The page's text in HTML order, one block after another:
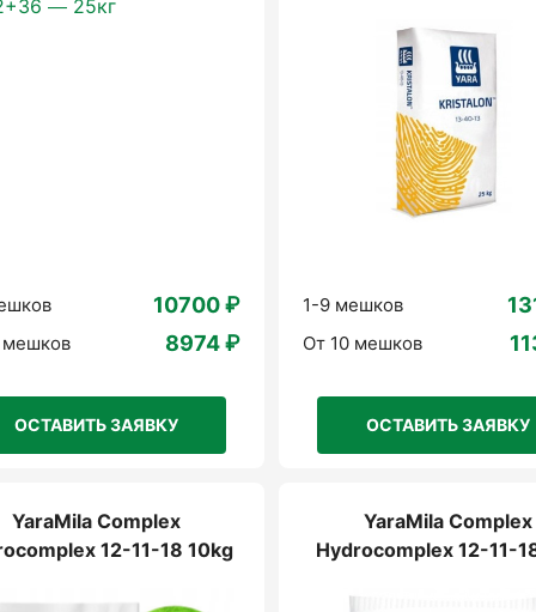
10700 ₽
мешков 8974 ₽
ОСТАВИТЬ ЗАЯВКУ
1-9 мешков
От 10 мешков
ОСТАВИТЬ ЗАЯВКУ
YaraMila Complex
12-11-18 10kg
YaraMila Complex
Hydrocomplex 12-11-